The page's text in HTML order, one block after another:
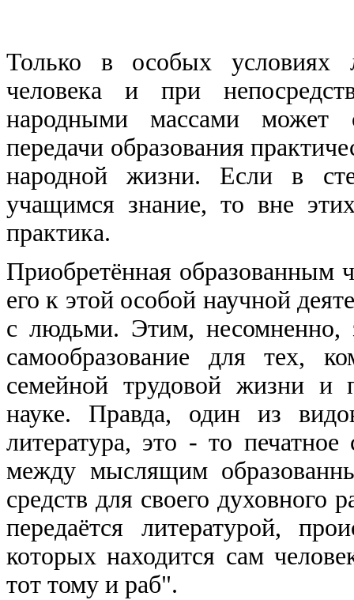
Только в особых условиях
человека и при
народными массами может
передачи образования
народной жизни. Если в
учащимся знание, то вне
практика.
Приобретённая образованным
его к этой особой научной
с людьми. Этим, несомненно,
самообразование для тех,
семейной трудовой жизни и
науке. Правда, один из
литература, это - то печатное
между мыслящим
средств для своего духовного
передаётся литературой,
которых находится сам
тот тому и раб".